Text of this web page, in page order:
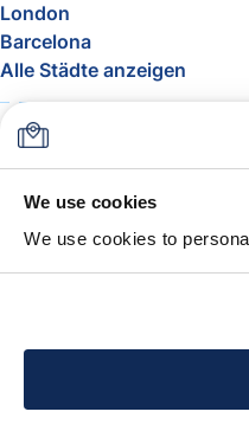
We use cookies
We use cookies to
London
Barcelona
Alle Städte anzeigen
Über uns
FAQ
Blog
Freigepäck bei Airlines
Die Stasher-Garantie
App holen